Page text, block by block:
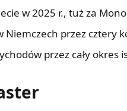
w 2025 r., tuż za
Niemczech przez cztery
przez cały